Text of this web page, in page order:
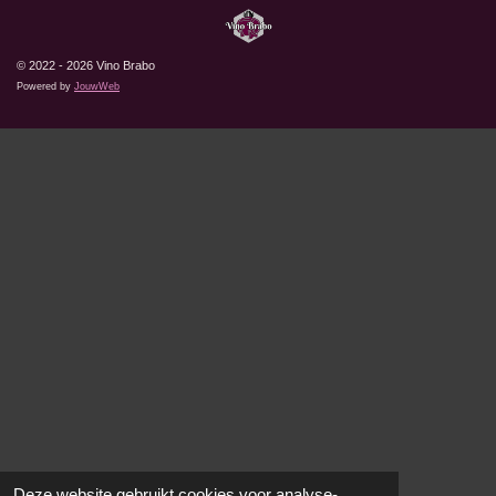
© 2022 - 2026 Vino Brabo
Powered by JouwWeb